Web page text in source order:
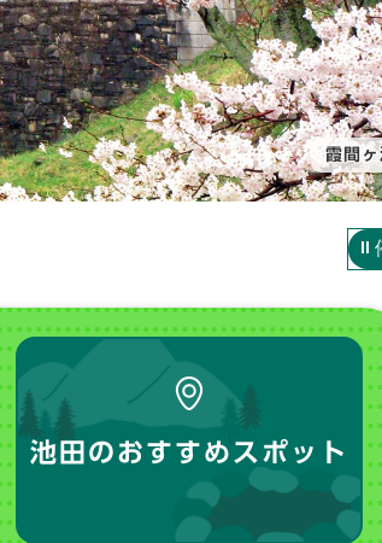
霞間
池田のおすすめスポット